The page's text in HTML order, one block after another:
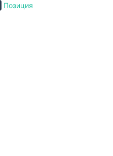
Позиция